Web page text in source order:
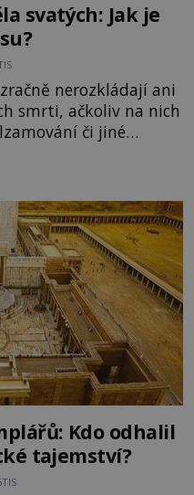
svatých: Jak je
nerozkládají ani
smrti, ačkoliv na nich
či jiné
ostatky bývají
zemřelých. Jaké
Kdo odhalil
tajemství?